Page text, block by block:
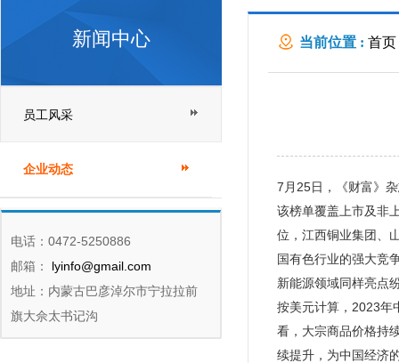
新闻中心
员工风采
企业动态
电话：0472-5250886
邮箱：
lyinfo@gmail.com
地址：内蒙古巴彦淖尔市宁拉拉前
旗大佘太书记沟
当前位置 : 首页
7月25日，《财富》
该榜单覆盖上市及非
位，江西铜业集团、
国有色行业的强大竞
新能源领域同样亮点
按美元计算，2023年
看，大宗商品价格持
续提升，为中国经济